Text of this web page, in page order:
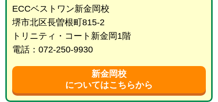
ECCベストワン新金岡校
堺市北区長曽根町815-2
トリニティ・コート新金岡1階
電話：072-250-9930
新金岡校
についてはこちらから